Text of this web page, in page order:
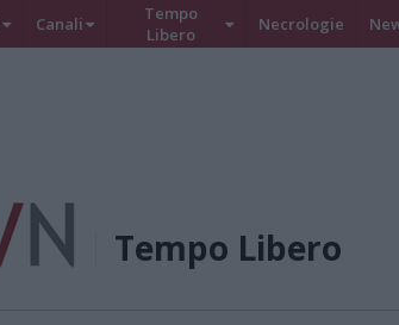
Canali
Tempo
Libero
Necrologie
Tempo Libero